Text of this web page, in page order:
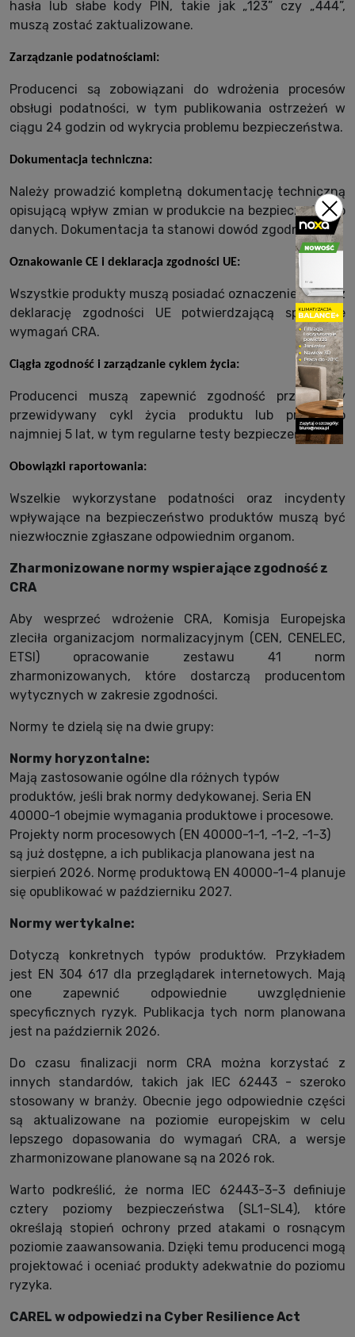
hasła lub słabe kody PIN, takie jak „123” czy „444”,
muszą zostać zaktualizowane.
Zarządzanie podatnościami:
Producenci są zobowiązani do wdrożenia procesów
obsługi podatności, w tym publikowania ostrzeżeń w
ciągu 24 godzin od wykrycia problemu bezpieczeństwa.
Dokumentacja techniczna:
Należy prowadzić kompletną dokumentację techniczną
opisującą wpływ zmian w produkcie na bezpieczeństwo
danych. Dokumentacja ta stanowi dowód zgodności.
Oznakowanie CE i deklaracja zgodności UE:
Wszystkie produkty muszą posiadać oznaczenie CE oraz
deklarację zgodności UE potwierdzającą spełnienie
wymagań CRA.
Ciągła zgodność i zarządzanie cyklem życia:
Producenci muszą zapewnić zgodność przez cały
przewidywany cykl życia produktu lub przez co
najmniej 5 lat, w tym regularne testy bezpieczeństwa.
Obowiązki raportowania:
Wszelkie wykorzystane podatności oraz incydenty
wpływające na bezpieczeństwo produktów muszą być
niezwłocznie zgłaszane odpowiednim organom.
Zharmonizowane normy wspierające zgodność z
CRA
Aby wesprzeć wdrożenie CRA, Komisja Europejska
zleciła organizacjom normalizacyjnym (CEN, CENELEC,
ETSI) opracowanie zestawu 41 norm
zharmonizowanych, które dostarczą producentom
wytycznych w zakresie zgodności.
Normy te dzielą się na dwie grupy:
Normy horyzontalne:
Mają zastosowanie ogólne dla różnych typów
produktów, jeśli brak normy dedykowanej. Seria EN
40000-1 obejmie wymagania produktowe i procesowe.
Projekty norm procesowych (EN 40000-1-1, -1-2, -1-3)
są już dostępne, a ich publikacja planowana jest na
sierpień 2026. Normę produktową EN 40000-1-4 planuje
się opublikować w październiku 2027.
Normy wertykalne:
Dotyczą konkretnych typów produktów. Przykładem
jest EN 304 617 dla przeglądarek internetowych. Mają
one zapewnić odpowiednie uwzględnienie
specyficznych ryzyk. Publikacja tych norm planowana
jest na październik 2026.
Do czasu finalizacji norm CRA można korzystać z
innych standardów, takich jak IEC 62443 - szeroko
stosowany w branży. Obecnie jego odpowiednie części
są aktualizowane na poziomie europejskim w celu
lepszego dopasowania do wymagań CRA, a wersje
zharmonizowane planowane są na 2026 rok.
Warto podkreślić, że norma IEC 62443-3-3 definiuje
cztery poziomy bezpieczeństwa (SL1–SL4), które
określają stopień ochrony przed atakami o rosnącym
poziomie zaawansowania. Dzięki temu producenci mogą
projektować i oceniać produkty adekwatnie do poziomu
ryzyka.
CAREL w odpowiedzi na Cyber Resilience Act